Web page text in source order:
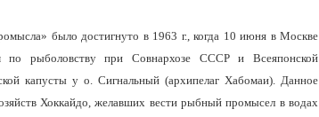
было достигнуто в 1963 г., когда 10 июня в Москве
по рыболовству при Совнархозе СССР и Всеяпонской
капусты у о. Сигнальный (архипелаг Хабомаи). Данное
Хоккайдо, желавших вести рыбный промысел в водах